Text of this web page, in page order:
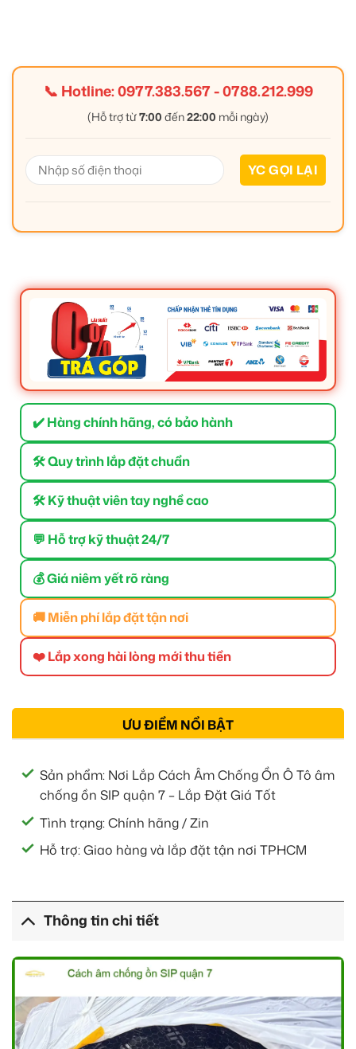
📞 Hotline:0977.383.567-0788.212.999
(Hỗ trợ từ7:00 đến22:00 mỗi ngày)
✔️ Hàng chính hãng, có bảo hành
🛠 Quy trình lắp đặt chuẩn
🛠 Kỹ thuật viên tay nghề cao
💬 Hỗ trợ kỹ thuật 24/7
💰 Giá niêm yết rõ ràng
🚚 Miễn phí lắp đặt tận nơi
❤️ Lắp xong hài lòng mới thu tiền
ƯU ĐIỂM NỔI BẬT
Sản phẩm: Nơi Lắp Cách Âm Chống Ồn Ô Tô âm
chống ồn SIP quận 7 – Lắp Đặt Giá Tốt
Tình trạng: Chính hãng / Zin
Hỗ trợ: Giao hàng và lắp đặt tận nơi TPHCM
Thông tin chi tiết